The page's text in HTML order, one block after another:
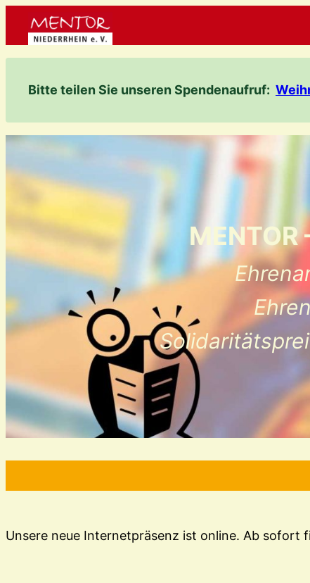
Inhalt
Bitte teilen Sie unseren Spendenaufruf:
Unsere neue Internetpräsenz ist online. Ab sofort